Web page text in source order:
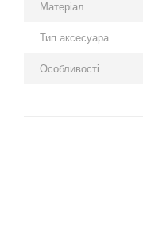
Матеріал
Тип аксесуара
Особливості